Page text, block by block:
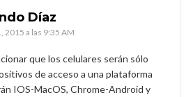
Díaz
2015 a las 9:35 AM
que los celulares serán sólo
de acceso a una plataforma
IOS-MacOS, Chrome-Android y